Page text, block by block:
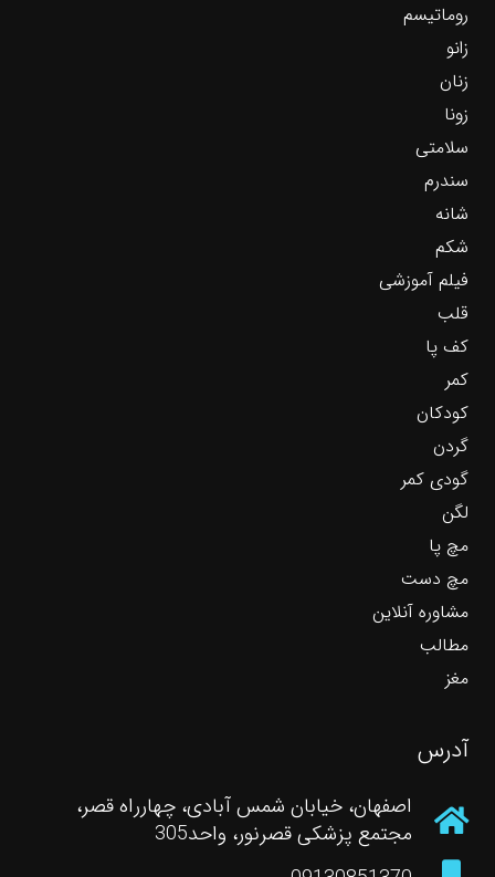
روماتیسم
زانو
زنان
زونا
سلامتی
سندرم
شانه
شکم
فیلم آموزشی
قلب
کف پا
کمر
کودکان
گردن
گودی کمر
لگن
مچ پا
مچ دست
مشاوره آنلاین
مطالب
مغز
آدرس
اصفهان، خیابان شمس آبادی، چهارراه قصر،
مجتمع پزشکی قصرنور، واحد305